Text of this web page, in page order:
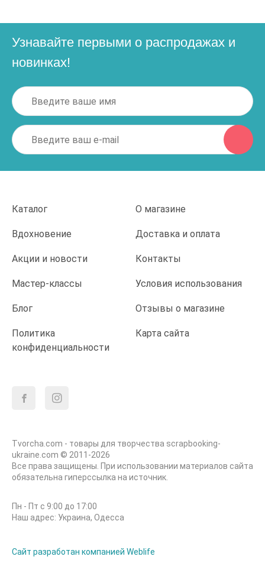
Узнавайте первыми о распродажах и
новинках!
Каталог О магазине
Вдохновение Доставка и оплата
Акции и новости Контакты
Мастер-классы Условия использования
Блог Отзывы о магазине
Политика
конфиденциальности
Карта сайта
Tvorcha.com - товары для творчества scrapbooking-
ukraine.com © 2011-2026
Все права защищены. При использовании материалов сайта
обязательна гиперссылка на источник.
Пн - Пт с 9:00 до 17:00
Наш адрес: Украина, Одесса
Сайт разработан компанией Weblife